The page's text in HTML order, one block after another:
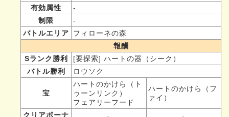
有効属性
-
制限
-
バトルエリア
フィローネの森
報酬
Sランク勝利
[要探索] ハートの器（シーク）
バトル勝利
ロウソク
宝
ハートのかけら（ト
ゥーンリンク）
フェアリーフード
ハートのかけら（フ
ァイ）
クリアボーナ